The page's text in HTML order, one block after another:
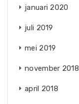
januari 2020
juli 2019
mei 2019
november 2018
april 2018